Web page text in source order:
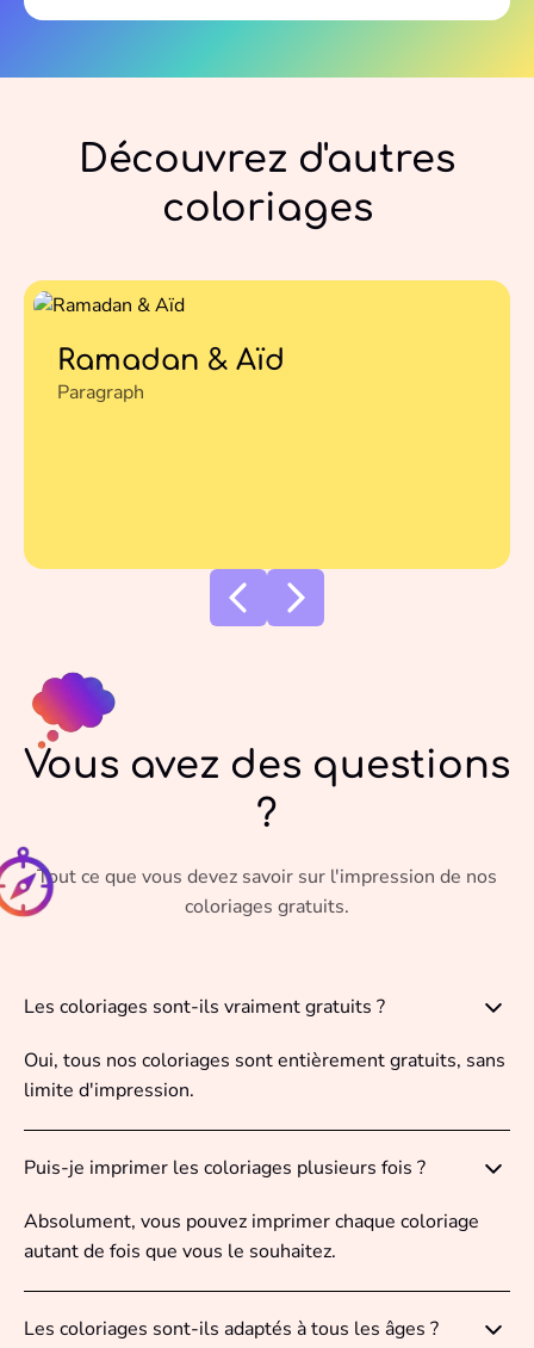
Découvrez d'autres
coloriages
Ramadan & Aïd
Paragraph
Vous avez des questions
?
Tout ce que vous devez savoir sur l'impression de nos
coloriages gratuits.
Les coloriages sont-ils vraiment gratuits ?
Oui, tous nos coloriages sont entièrement gratuits, sans
limite d'impression.
Puis-je imprimer les coloriages plusieurs fois ?
Absolument, vous pouvez imprimer chaque coloriage
autant de fois que vous le souhaitez.
Les coloriages sont-ils adaptés à tous les âges ?